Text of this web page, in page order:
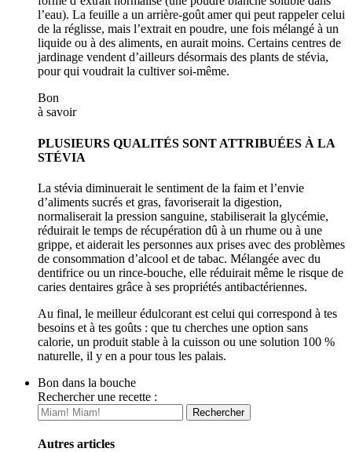
l’eau). La feuille a un arrière-goût amer qui peut rappeler celui
de la réglisse, mais l’extrait en poudre, une fois mélangé à un
liquide ou à des aliments, en aurait moins. Certains centres de
jardinage vendent d’ailleurs désormais des plants de stévia,
pour qui voudrait la cultiver soi-même.
Bon
à savoir
PLUSIEURS QUALITÉS SONT ATTRIBUÉES À LA
STÉVIA
La stévia diminuerait le sentiment de la faim et l’envie
d’aliments sucrés et gras, favoriserait la digestion,
normaliserait la pression sanguine, stabiliserait la glycémie,
réduirait le temps de récupération dû à un rhume ou à une
grippe, et aiderait les personnes aux prises avec des problèmes
de consommation d’alcool et de tabac. Mélangée avec du
dentifrice ou un rince-bouche, elle réduirait même le risque de
caries dentaires grâce à ses propriétés antibactériennes.
Au final, le meilleur édulcorant est celui qui correspond à tes
besoins et à tes goûts : que tu cherches une option sans
calorie, un produit stable à la cuisson ou une solution 100 %
naturelle, il y en a pour tous les palais.
Bon dans la bouche
Rechercher une recette :
Autres articles